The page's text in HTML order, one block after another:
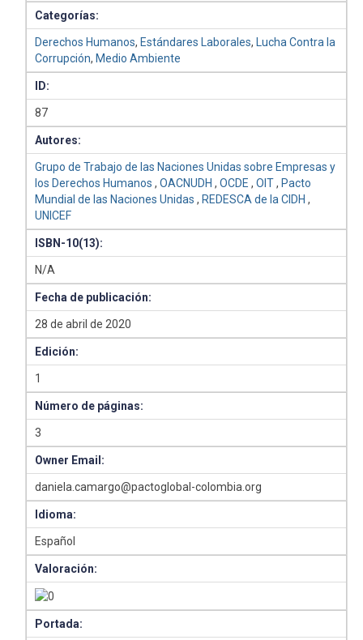
Categorías:
Derechos Humanos, Estándares Laborales, Lucha Contra la
Corrupción, Medio Ambiente
ID:
87
Autores:
Grupo de Trabajo de las Naciones Unidas sobre Empresas y
los Derechos Humanos ,OACNUDH ,OCDE ,OIT, Pacto
Mundial de las Naciones Unidas , REDESCA de la CIDH ,
UNICEF
ISBN-10(13):
N/A
Fecha de publicación:
28 de abril de 2020
Edición:
1
Número de páginas:
3
Owner Email:
daniela.camargo@pactoglobal-colombia.org
Idioma:
Español
Valoración:
Portada: